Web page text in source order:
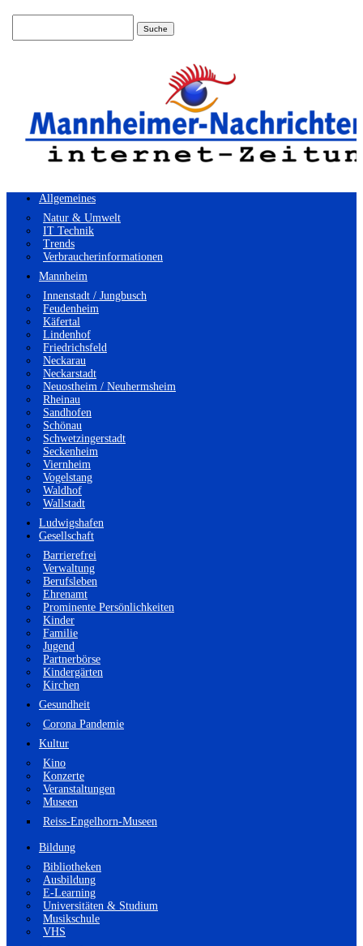
Allgemeines
Natur & Umwelt
IT Technik
Trends
Verbraucherinformationen
Mannheim
Innenstadt / Jungbusch
Feudenheim
Käfertal
Lindenhof
Friedrichsfeld
Neckarau
Neckarstadt
Neuostheim / Neuhermsheim
Rheinau
Sandhofen
Schönau
Schwetzingerstadt
Seckenheim
Viernheim
Vogelstang
Waldhof
Wallstadt
Ludwigshafen
Gesellschaft
Barrierefrei
Verwaltung
Berufsleben
Ehrenamt
Prominente Persönlichkeiten
Kinder
Familie
Jugend
Partnerbörse
Kindergärten
Kirchen
Gesundheit
Corona Pandemie
Kultur
Kino
Konzerte
Veranstaltungen
Museen
Reiss-Engelhorn-Museen
Bildung
Bibliotheken
Ausbildung
E-Learning
Universitäten & Studium
Musikschule
VHS